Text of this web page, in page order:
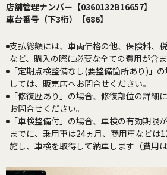
店舗管理ナンバー【0360132B16657】
車台番号（下3桁）【686】
支払総額には、車両価格の他、保険料、
など、購入の際に必要な全ての費用が含ま
「定期点検整備なし(要整備箇所あり)」
しては、販売店へお問合せください。
「修復歴あり」の場合、修復部位の詳細
お問合せください。
「車検整備付」の場合、車検の有効期限
までに、乗用車は24ヵ月、商用車などは
施し、車検を取得して納車します（費用